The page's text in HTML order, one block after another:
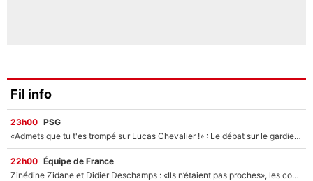
Fil info
23h00 PSG
«Admets que tu t'es trompé sur Lucas Chevalier !» : Le débat sur le gardien du PSG vire au clash à l'After Foot
22h00 Équipe de France
Zinédine Zidane et Didier Deschamps : «Ils n’étaient pas proches», les confidences d’un membre de l’équipe de France 1998 sur leur relation spéciale